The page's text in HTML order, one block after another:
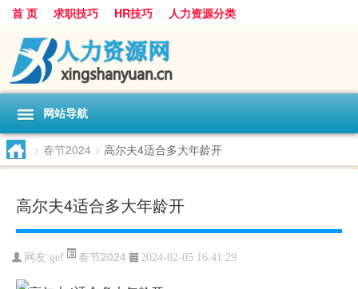
首 页 求职技巧 HR技巧 人力资源分类
网站导航
> 春节2024 > 高尔夫4适合多大年龄开
高尔夫4适合多大年龄开
网友:gef 春节2024 2024-02-05 16:41:29